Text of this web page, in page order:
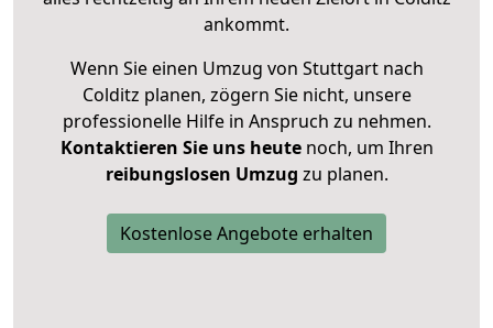
ankommt.
Wenn Sie einen Umzug von Stuttgart nach
Colditz planen, zögern Sie nicht, unsere
professionelle Hilfe in Anspruch zu nehmen.
Kontaktieren Sie uns heutenoch, um Ihren
reibungslosen Umzug zu planen.
Kostenlose Angebote erhalten